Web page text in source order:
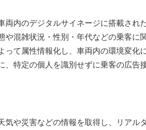
内のデジタルサイネージに搭載され
や混雑状況・性別・年代などの乗客に
って属性情報化し、車両内の環境変化
、特定の個人を識別せずに乗客の広告
や災害などの情報を取得し、リアル